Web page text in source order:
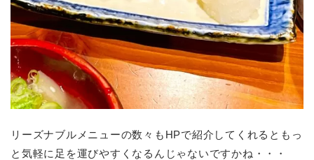
リーズナブルメニューの数々もHPで紹介してくれるともっ
と気軽に足を運びやすくなるんじゃないですかね・・・